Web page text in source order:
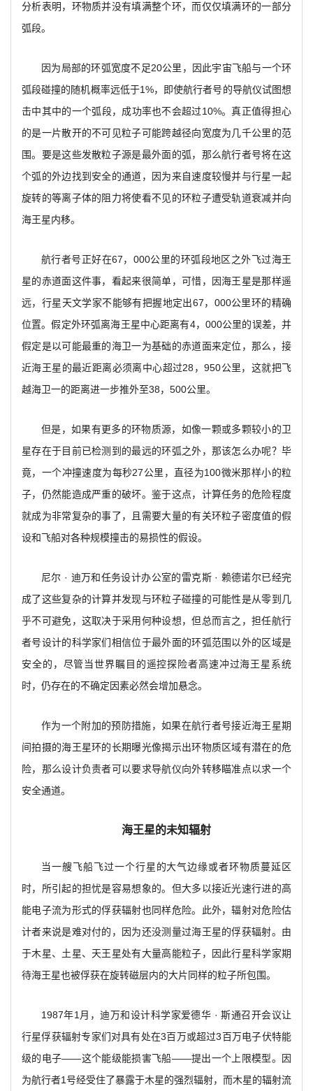
分析表明，环物质并没有填满整个环，而仅仅填满环的一部分
弧段。
因为局部的环弧宽度不足20公里，因此宇宙飞船与一个环
弧段碰撞的随机概率远低于1%，即使航行者号的导航仪试图想
击中其中的一个弧段，成功率也不会超过10%。真正值得担心
的是一片散开的不可见粒子可能跨越径向宽度为几千公里的范
围。要是这些发散粒子源是最外面的弧，那么航行者号将在这
个弧的外边找到安全的通道，因为来自速度较慢并与行星一起
旋转的等离子体的阻力将使看不见的环粒子遭受轨道衰减并向
海王星内移。
航行者号正好在67，000公里的环弧段地区之外飞过海王
星的赤道面这件事，看起来很简单，可惜，因海王星是那样遥
远，行星天文学家不能够有把握地定出67，000公里环的精确
位置。假定外环弧离海王星中心距离有4，000公里的误差，并
假定是以可能最重的海卫一为基础的赤道面来定位，那么，接
近海王星的最近距离必须离中心超过28，950公里，这就把飞
越海卫一的距离进一步推外至38，500公里。
但是，如果有更多的环物质源，如像一颗或多颗较小的卫
星存在于目前已检测到的最远的环弧之外，那该怎么办呢？毕
竟，一个冲撞速度为每秒27公里，直径为100微米那样小的粒
子，仍然能造成严重的破坏。鉴于这点，计算任务的危险程度
就成为非常复杂的事了，且需要大量的有关环粒子密度值的假
设和飞船对各种规模撞击的易损性的假设。
尼尔 · 迪万和任务设计办公室的雷克斯 · 赖德诺尔已经完
成了这些复杂的计算并发现与环粒子碰撞的可能性是从零到几
乎不可避免，这取决于采用何种设想，但总而言之，担任航行
者号设计的科学家们相信位于最外面的环弧范围以外的区域是
安全的，尽管当世界瞩目的遥控探险者高速冲过海王星系统
时，仍存在的不确定因素必然会增加悬念。
作为一个附加的预防措施，如果在航行者号接近海王星期
间拍摄的海王星环的长期曝光像揭示出环物质区域有潜在的危
险，那么设计负责者可以要求导航仪向外转移瞄准点以求一个
安全通道。
海王星的未知辐射
当一艘飞船飞过一个行星的大气边缘或者环物质蔓延区
时，所引起的担忧是容易想象的。但大多以接近光速行进的高
能电子流为形式的俘获辐射也同样危险。此外，辐射对危险估
计者来说是难对付的，因为还没测量过海王星的俘获辐射。由
于木星、土星、天王星处有大量高能粒子，因此行星科学家期
待海王星也被俘获在旋转磁层内的大片同样的粒子所包围。
1987年1月，迪万和设计科学家爱德华 · 斯通召开会议让
行星俘获辐射专家们对具有处在3百万或超过3百万电子伏特能
级的电子——这个能级能损害飞船——提出一个上限模型。因
为航行者1号经受住了暴露于木星的强烈辐射，而木星的辐射流